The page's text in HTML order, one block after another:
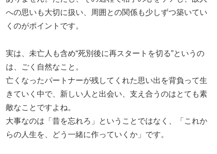
への思いも大切に扱い、周囲との関係も少しずつ築いてい
くのがポイントです。
実は、未亡人も含め“死別後に再スタートを切る”というの
は、ごく自然なこと。
亡くなったパートナーが残してくれた思い出を背負って生
きていく中で、新しい人と出会い、支え合うのはとても素
敵なことですよね。
大事なのは「昔を忘れろ」ということではなく、「これか
らの人生を、どう一緒に作っていくか」です。